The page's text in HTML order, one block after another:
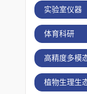
实验室仪器
体育科研
高精度多模
植物生理生